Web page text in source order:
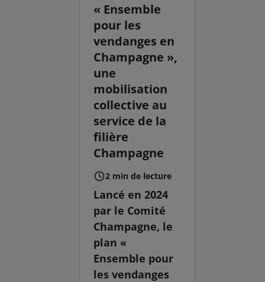
« Ensemble
pour les
vendanges en
Champagne »,
une
mobilisation
collective au
service de la
filière
Champagne
2 min de lecture
Lancé en 2024
par le Comité
Champagne, le
plan «
Ensemble pour
les vendanges